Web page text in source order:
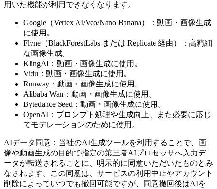
用いた機能が利用できなくなります。
Google（Vertex AI/Veo/Nano Banana）：動画・画像生成
に使用。
Flyne（BlackForestLabs または Replicate 経由）：高精細
な画像生成。
KlingAI：動画・画像生成に使用。
Vidu：動画・画像生成に使用。
Runway：動画・画像生成に使用。
Alibaba Wan：動画・画像生成に使用。
Bytedance Seed：動画・画像生成に使用。
OpenAI：プロンプト処理や生成向上、また必要に応じ
てモデレーションのために使用。
AIデータ同意：当社のAI生成ツールを利用することで、画
像や動画生成の目的で指定の第三者AIプロセッサへ入力デ
ータが転送されることに、明示的に同意いただいたものとみ
なされます。この同意は、サービスの利用中止やアカウント
削除によっていつでも撤回可能ですが、同意撤回後はAIを